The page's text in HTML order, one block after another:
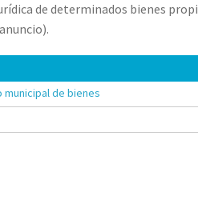
de determinados bienes
municipal de bienes